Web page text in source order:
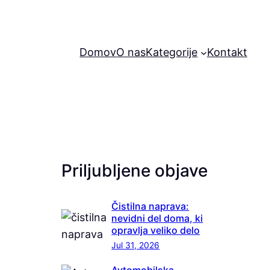
DomovO nasKategorije Kontakt
Priljubljene objave
Čistilna naprava:
nevidni del doma, ki
opravlja veliko delo
Jul 31, 2026